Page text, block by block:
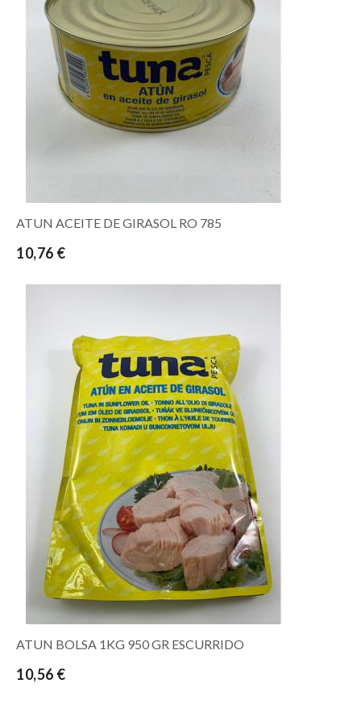
ATUN ACEITE DE GIRASOL RO 785
10,76 €
ATUN BOLSA 1KG 950 GR ESCURRIDO
10,56 €